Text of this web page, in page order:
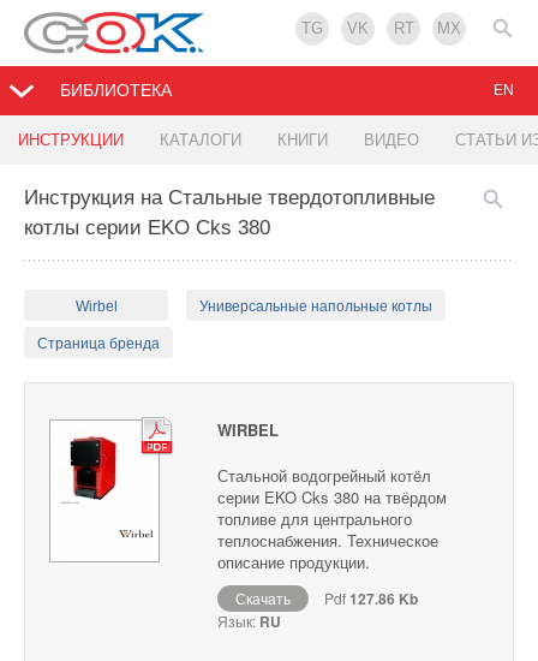
TG VK RT MX
БИБЛИОТЕКА
ИНСТРУКЦИИ КАТАЛОГИ КНИГИ ВИДЕО СТАТЬИ
EN
Инструкция на Стальные твердотопливные
котлы серии EKO Cks 380
Wirbel Универсальные напольные котлы
Страница бренда
WIRBEL
Стальной водогрейный котёл
серии EKO Cks 380 на твёрдом
топливе для центрального
теплоснабжения. Техническое
описание продукции.
Скачать Pdf127.86 Kb
Язык: RU